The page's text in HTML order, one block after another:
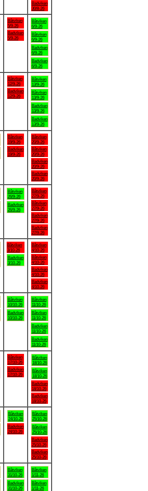
Badviken
30/8-26
Båtviken
5/9-26
Badviken
5/9-26
Båtviken
6/9-26
Båtviken
6/9-26
Badviken
6/9-26
Badviken
6/9-26
Båtviken
12/9-26
Badviken
12/9-26
Båtviken
13/9-26
Båtviken
13/9-26
Badviken
13/9-26
Badviken
13/9-26
Båtviken
19/9-26
Badviken
19/9-26
Båtviken
20/9-26
Båtviken
20/9-26
Badviken
20/9-26
Badviken
20/9-26
Båtviken
26/9-26
Badviken
26/9-26
Båtviken
27/9-26
Båtviken
27/9-26
Badviken
27/9-26
Badviken
27/9-26
Båtviken
3/10-26
Badviken
3/10-26
Båtviken
4/10-26
Båtviken
4/10-26
Badviken
4/10-26
Badviken
4/10-26
Båtviken
10/10-26
Badviken
10/10-26
Båtviken
11/10-26
Båtviken
11/10-26
Badviken
11/10-26
Badviken
11/10-26
Båtviken
17/10-26
Badviken
17/10-26
Båtviken
18/10-26
Båtviken
18/10-26
Badviken
18/10-26
Badviken
18/10-26
Båtviken
24/10-26
Badviken
24/10-26
Båtviken
25/10-26
Båtviken
25/10-26
Badviken
25/10-26
Badviken
25/10-26
Båtviken
31/10-26
Badviken
31/10-26
Båtviken
1/11-26
Båtviken
1/11-26